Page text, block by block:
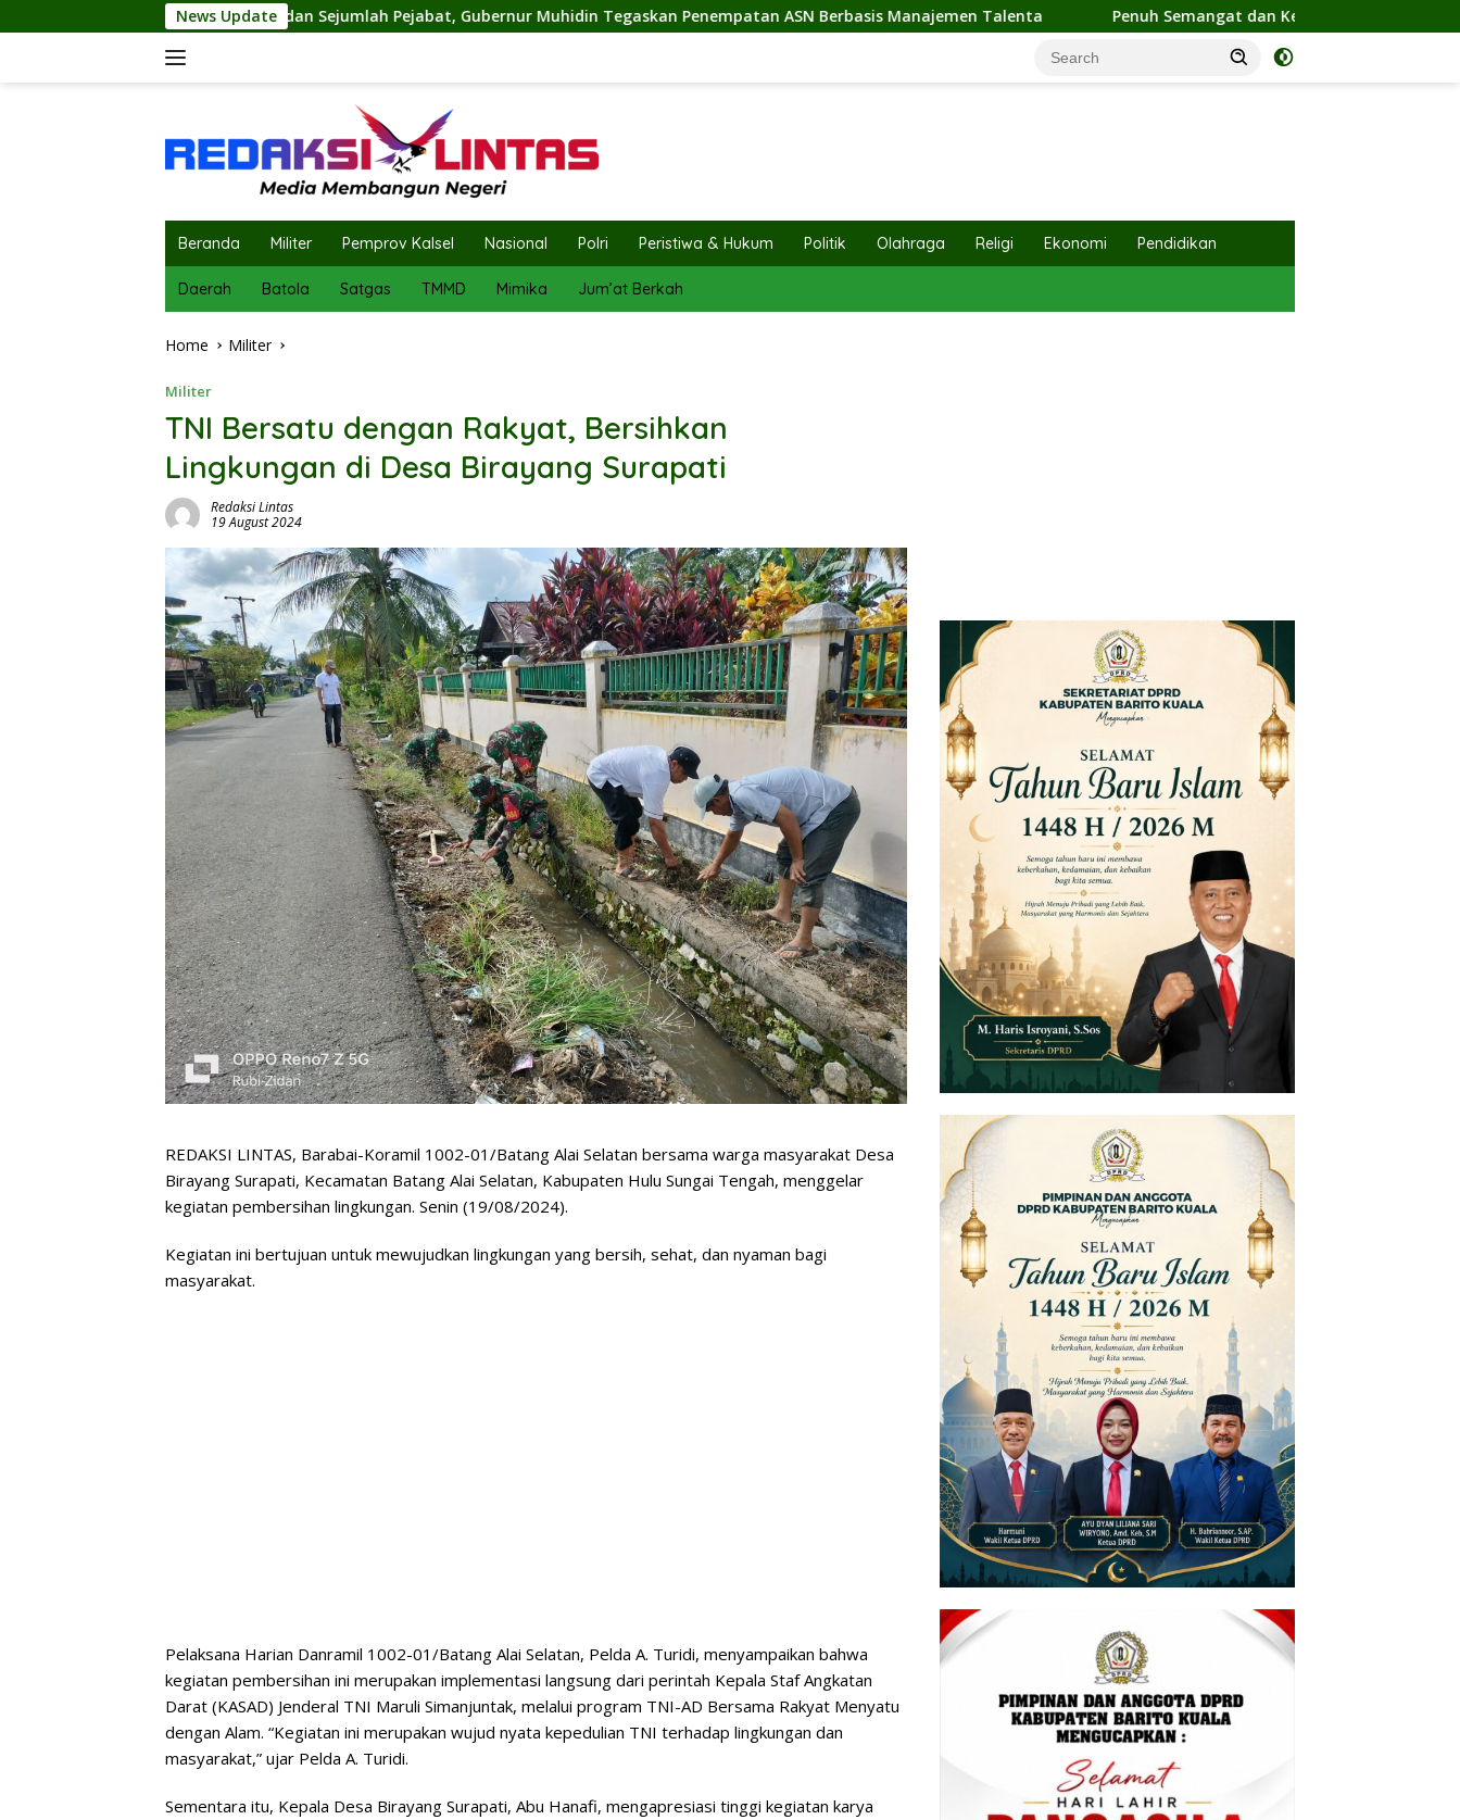
to
News Update
dan Sejumlah Pejabat, Gubernur Muhidin Tegaskan Penempatan ASN Berbasis Manajemen Talenta Penuh Semangat dan Kebersamaan, Ketua TP PKK Hj. Fathul Jannah
Beranda Militer Pemprov Kalsel Nasional Polri Peristiwa & Hukum Politik Olahraga Religi Ekonomi Pendidikan
Daerah Batola Satgas TMMD Mimika Jum’at Berkah
Home Militer
Militer
TNI Bersatu dengan Rakyat, Bersihkan
Lingkungan di Desa Birayang Surapati
Redaksi Lintas
19 August 2024
REDAKSI LINTAS, Barabai-Koramil 1002-01/Batang Alai Selatan bersama warga masyarakat Desa
Birayang Surapati, Kecamatan Batang Alai Selatan, Kabupaten Hulu Sungai Tengah, menggelar
kegiatan pembersihan lingkungan. Senin (19/08/2024).
Kegiatan ini bertujuan untuk mewujudkan lingkungan yang bersih, sehat, dan nyaman bagi
masyarakat.
Pelaksana Harian Danramil 1002-01/Batang Alai Selatan, Pelda A. Turidi, menyampaikan bahwa
kegiatan pembersihan ini merupakan implementasi langsung dari perintah Kepala Staf Angkatan
Darat (KASAD) Jenderal TNI Maruli Simanjuntak, melalui program TNI-AD Bersama Rakyat Menyatu
dengan Alam. “Kegiatan ini merupakan wujud nyata kepedulian TNI terhadap lingkungan dan
masyarakat,” ujar Pelda A. Turidi.
Sementara itu, Kepala Desa Birayang Surapati, Abu Hanafi, mengapresiasi tinggi kegiatan karya